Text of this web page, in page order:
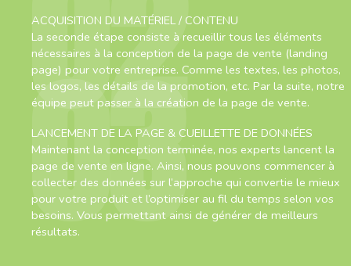
ACQUISITION DU MATÉRIEL / CONTENU
La seconde étape consiste à recueillir tous les éléments
nécessaires à la conception de la page de vente (landing
page) pour votre entreprise. Comme les textes, les photos,
les logos, les détails de la promotion, etc. Par la suite, notre
équipe peut passer à la création de la page de vente.
03
LANCEMENT DE LA PAGE & CUEILLETTE DE DONNÉES
Maintenant la conception terminée, nos experts lancent la
page de vente en ligne. Ainsi, nous pouvons commencer à
collecter des données sur l’approche qui convertie le mieux
pour votre produit et l’optimiser au fil du temps selon vos
besoins. Vous permettant ainsi de générer de meilleurs
résultats.